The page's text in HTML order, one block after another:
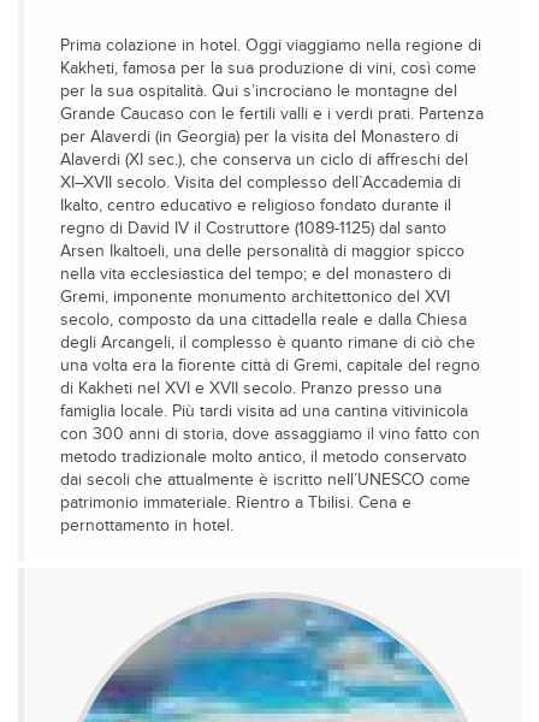
Prima colazione in hotel. Oggi viaggiamo nella regione di
Kakheti, famosa per la sua produzione di vini, così come
per la sua ospitalità. Qui s’incrociano le montagne del
Grande Caucaso con le fertili valli e i verdi prati. Partenza
per Alaverdi (in Georgia) per la visita del Monastero di
Alaverdi (XI sec.), che conserva un ciclo di affreschi del
XI–XVII secolo. Visita del complesso dell`Accademia di
Ikalto, centro educativo e religioso fondato durante il
regno di David IV il Costruttore (1089-1125) dal santo
Arsen Ikaltoeli, una delle personalità di maggior spicco
nella vita ecclesiastica del tempo; e del monastero di
Gremi, imponente monumento architettonico del XVI
secolo, composto da una cittadella reale e dalla Chiesa
degli Arcangeli, il complesso è quanto rimane di ciò che
una volta era la fiorente città di Gremi, capitale del regno
di Kakheti nel XVI e XVII secolo. Pranzo presso una
famiglia locale. Più tardi visita ad una cantina vitivinicola
con 300 anni di storia, dove assaggiamo il vino fatto con
metodo tradizionale molto antico, il metodo conservato
dai secoli che attualmente è iscritto nell’UNESCO come
patrimonio immateriale. Rientro a Tbilisi. Cena e
pernottamento in hotel.